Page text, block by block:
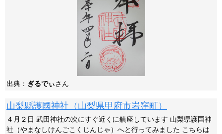
出典： ぎるでぃさん
山梨縣護國神社（山梨県甲府市岩窪町）
４月２日 武田神社の次にすぐ近くに鎮座しています 山梨県護国神
社（やまなしけんごこくじんじゃ）へと行ってみました こちらは